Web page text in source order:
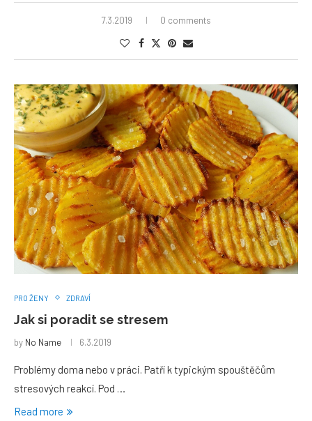
7.3.2019 0 comments
PRO ŽENY ZDRAVÍ
Jak si poradit se stresem
by No Name 6.3.2019
Problémy doma nebo v práci. Patří k typickým spouštěčům
stresových reakcí. Pod …
Read more